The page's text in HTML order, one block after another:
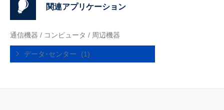
関連アプリケーション
通信機器 / コンピュータ / 周辺機器
データ･センター (1)